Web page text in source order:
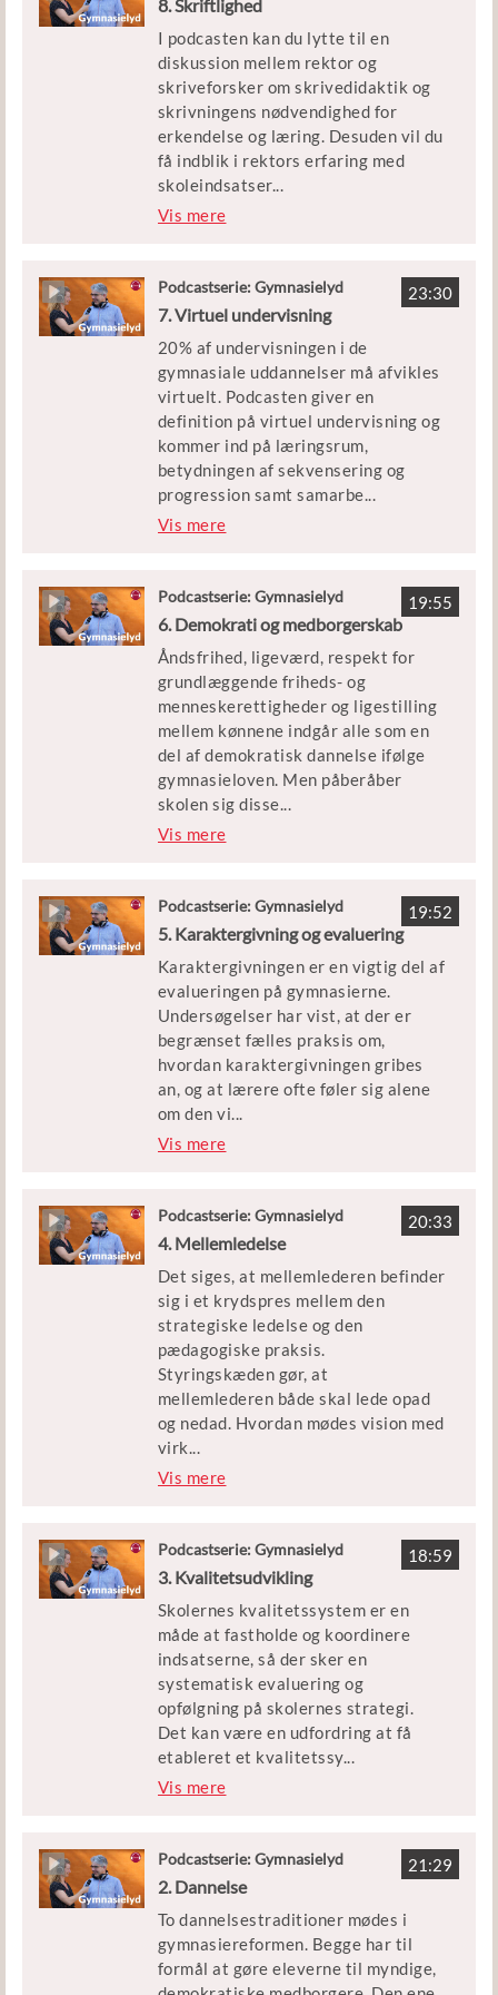
løfte? Skal vi tale om livsduelighed
frem for lykke, hvad kan vi lære af de
sårbare elever, og hvordan kan
trivselsarbejdet struktureres og
integreres i skolens øvrige
kvalitetsarbejde?
8. Skriftlighed
I podcasten kan du lytte til en
diskussion mellem rektor og
skriveforsker om skrivedidaktik og
skrivningens nødvendighed for
erkendelse og læring. Desuden vil du
få indblik i rektors erfaring med
skoleindsatser...
, der styrker elevernes skriftlige
Mette Trangbæk er rektor på Greve
Gymnasium, Ellen Krogh er
professor i danskfagets didaktik på
SDU og primus motor i en lang række
forskningsprojekter om skriftlighed
og skri-veudvikling i gymnasiet
Vis mere
23:30
Podcastserie: Gymnasielyd
7. Virtuel undervisning
20% af undervisningen i de
gymnasiale uddannelser må afvikles
virtuelt. Podcasten giver en
definition på virtuel undervisning og
kommer ind på læringsrum,
betydningen af sekvensering og
progression samt samarbe...
jde i faggrupper.
Center for Undervisningsudvikling
på Institut for Kommunikation og
Kultur på Medievidenskab, Aarhus
Universitet. Thomas Jørgensen er
rektor på Borupgaard Gymnasium og
sammen med Ivar Ørnby fra UNORD
og Anne-Birgitte Rasmussen fra Det
Åbne Gymnasium har han været
initiativtager til et projekt for at
kvalificere brugen af virtuel
undervisning i gymnasial
Vis mere
19:55
Podcastserie: Gymnasielyd
6. Demokrati og medborgerskab
Åndsfrihed, ligeværd, respekt for
grundlæggende friheds- og
menneskerettigheder og ligestilling
mellem kønnene indgår alle som en
del af demokratisk dannelse ifølge
gymnasieloven. Men påberåber
skolen sig disse...
værdier som et værn imod andre
ligeværdig dialog?
Gæsterne i dag er Yago Bundgaard,
uddannelsesdirektør på Århus TECH,
der bl.a. har markeret sig i debatten
om elever af anden etnisk herkomst,
og Ove Korsgaard, professor
emeritus og dr.pæd. fra Århus
Universitet og DPU.
Vis mere
19:52
Podcastserie: Gymnasielyd
5. Karaktergivning og evaluering
Karaktergivningen er en vigtig del af
evalueringen på gymnasierne.
Undersøgelser har vist, at der er
begrænset fælles praksis om,
hvordan karaktergivningen gribes
an, og at lærere ofte føler sig alene
om den vi...
gtige opgave. Samtidig er karakterer
og for deres oplevelse af læring og
mestring. Hvordan kan
så motivation og læring tilgodeses?
Gæsterne i dag er Noemi
Katznelson, forsker på CFU og
medforfatter til bogen
”Karakterbogen”, og Nicolas
Marinos, lektor på Lyngby
Gymnasium, der bl.a. har skrevet om
summativ evaluering i
Vis mere
20:33
Podcastserie: Gymnasielyd
4. Mellemledelse
Det siges, at mellemlederen befinder
sig i et krydspres mellem den
strategiske ledelse og den
pædagogiske praksis.
Styringskæden gør, at
mellemlederen både skal lede opad
og nedad. Hvordan mødes vision med
virk...
elighed, ledelse med læreridentitet,
mellemlederen teams og faggrupper
til at arbejde sammen om en
Gæsterne i dag er Henrik Nevers,
rektor på Roskilde Gymnasium, og
Peter Henrik Raae, ph.d. og lektor
ved Uddannelsesvidenskab ved
Syddansk Universitet, der bl.a. har
forsket i ledelse og
reformimplementering på de
Vis mere
18:59
Podcastserie: Gymnasielyd
3. Kvalitetsudvikling
Skolernes kvalitetssystem er en
måde at fastholde og koordinere
indsatserne, så der sker en
systematisk evaluering og
opfølgning på skolernes strategi.
Det kan være en udfordring at få
etableret et kvalitetssy...
stem, der er omfattende nok til at
man ikke ender med et for tungt
administrativt bureaukrati. Lærere
der kan ses som en indgriben i privat
praksis. Hvordan udvikler man et
meningsfuldt og effektivt
Vis mere
21:29
Podcastserie: Gymnasielyd
2. Dannelse
To dannelsestraditioner mødes i
gymnasiereformen. Begge har til
formål at gøre eleverne til myndige,